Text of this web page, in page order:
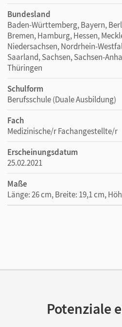
Bundesland
Baden-Württemberg, Bayern,
Bremen, Hamburg, Hessen,
Niedersachsen, Nordrhein-
Saarland, Sachsen, Sachsen-
Thüringen
Schulform
Berufsschule (Duale Ausbildung)
Fach
Medizinische/r Fachangestellte/r
Erscheinungsdatum
25.02.2021
Maße
Länge: 26 cm, Breite: 19,1 cm,
Potenziale